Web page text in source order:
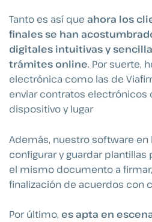
Tanto es así que ahora los
finales se han
digitales intuitivas y
trámites online. Por suerte,
electrónica como las de
enviar contratos electrónicos
dispositivo y lugar
Además, nuestro software
configurar y guardar
el mismo documento a
finalización de acuerdos con
Por último, es apta en